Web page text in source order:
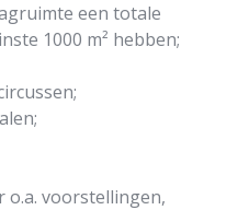
een totale
1000 m² hebben;
o.a. voorstellingen,